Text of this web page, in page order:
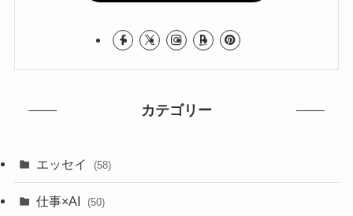
カテゴリー
エッセイ (58)
仕事×AI (50)